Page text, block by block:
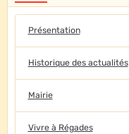
Présentation
Historique des actualités
Mairie
Vivre à Régades